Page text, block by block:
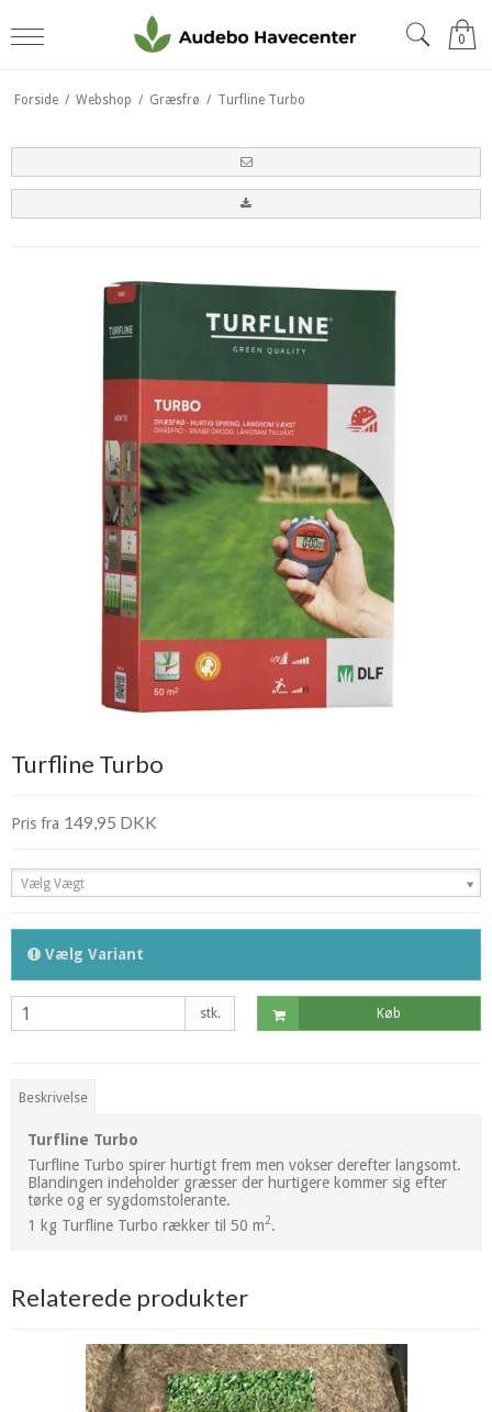
0
Forside / Webshop / Græsfrø / Turfline Turbo
Turfline Turbo
Pris fra 149,95 DKK
Vælg Vægt
Vælg Variant
stk. Køb
Beskrivelse
Turfline Turbo
Turfline Turbo spirer hurtigt frem men vokser derefter langsomt.
Blandingen indeholder græsser der hurtigere kommer sig efter
tørke og er sygdomstolerante.
1 kg Turfline Turbo rækker til 50 m2.
Relaterede produkter